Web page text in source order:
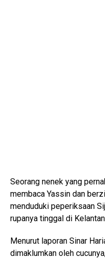
Seorang nenek yang
membaca Yassin dan
menduduki peperiksaan
rupanya tinggal di
Menurut laporan Sinar
dimaklumkan oleh